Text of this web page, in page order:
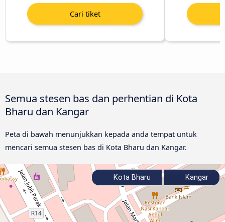
Semua stesen bas dan perhentian di Kota
Bharu dan Kangar
Peta di bawah menunjukkan kepada anda tempat untuk
mencari semua stesen bas di Kota Bharu dan Kangar.
Kota Bharu Kangar